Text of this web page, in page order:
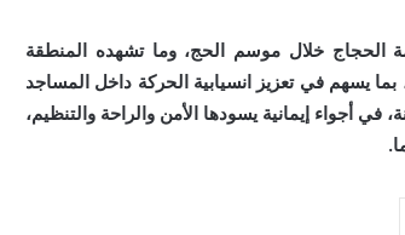
الحجاج خلال موسم الحج، وما تشهده المنطقة
يسهم في تعزيز انسيابية الحركة داخل المساجد
في أجواء إيمانية يسودها الأمن والراحة والتنظيم،